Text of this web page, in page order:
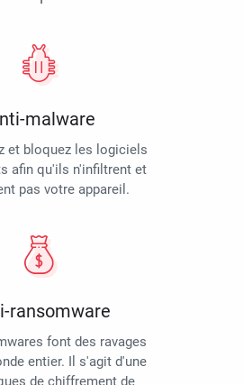
malware
et bloquez les logiciels
afin qu'ils n'infiltrent et
pas votre appareil.
ransomware
font des ravages
entier. Il s'agit d'une
de chiffrement de